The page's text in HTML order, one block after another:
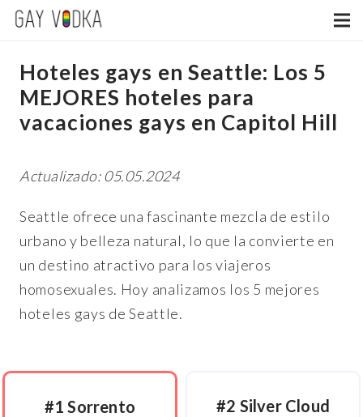
Hoteles gays en Seattle: Los 5
MEJORES hoteles para
vacaciones gays en Capitol Hill
Actualizado: 05.05.2024
Seattle ofrece una fascinante mezcla de estilo
urbano y belleza natural, lo que la convierte en
un destino atractivo para los viajeros
homosexuales. Hoy analizamos los 5 mejores
hoteles gays de Seattle.
#1 Sorrento #2 Silver Cloud